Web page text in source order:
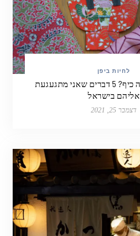
לחיות ביפן
רילוקיישן ליפן זה כיף? 5 דברים שאני מתגעגעת
אליהם בישראל
דצמבר 25, 2021